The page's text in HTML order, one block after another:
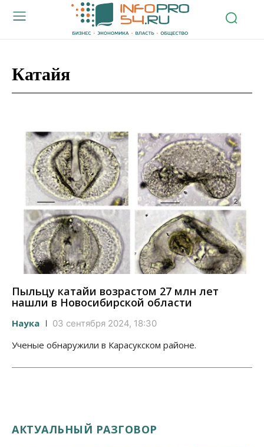
Катайя
Пыльцу катайи возрастом 27 млн лет
нашли в Новосибирской области
Наука 03 сентября 2024, 18:30
Ученые обнаружили в Карасукском районе.
АКТУАЛЬНЫЙ РАЗГОВОР